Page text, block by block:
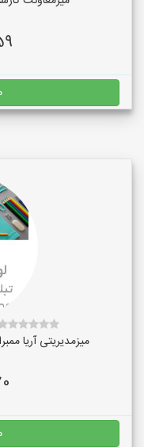
میزمدیریتی آریا